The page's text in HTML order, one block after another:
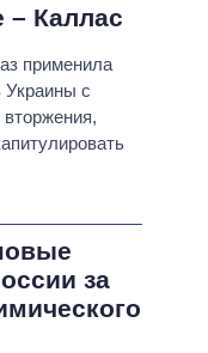
– Каллас
применила
Украины с
за